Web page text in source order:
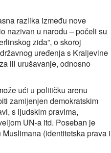
razlika između nove
nazivan u narodu – počeli su
zida”, o skoroj
uređenja s Kraljevine
ili urušavanje, odnosno
ući u političku arenu
zamijenjen demokratskim
s ljudskim pravima,
UN-a itd. Poseban je
(identitetska prava i